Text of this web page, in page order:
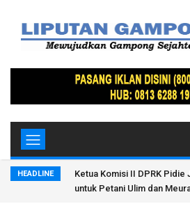
HEADLINE
Saluran Air
Kuasa Hukum Zikrillah:
Seharusnya Lebih Objektif